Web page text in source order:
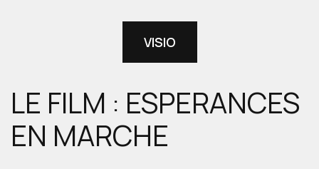
VISIO
LE FILM : ESPERANCES
EN MARCHE